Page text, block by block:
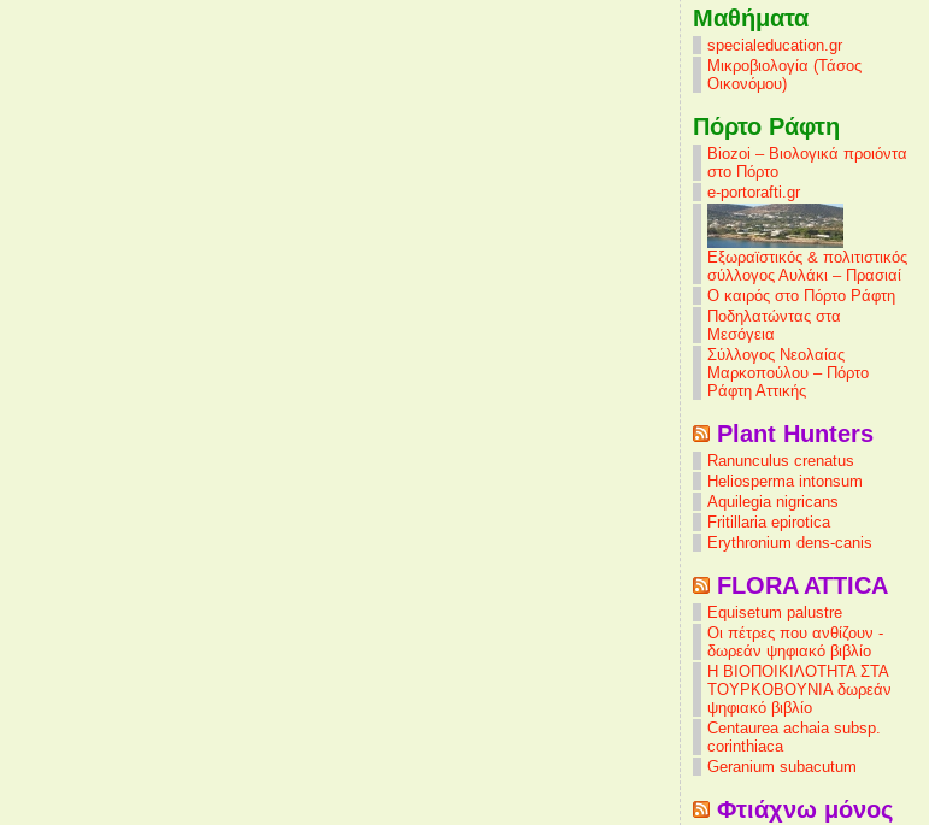
Mαθήματα
specialeducation.gr
Μικροβιολογία (Τάσος
Οικονόμου)
Πόρτο Ράφτη
Biozoi – Βιολογικά προιόντα
στο Πόρτο
e-portorafti.gr
Εξωραϊστικός & πολιτιστικός
σύλλογος Αυλάκι – Πρασιαί
Ο καιρός στο Πόρτο Ράφτη
Ποδηλατώντας στα
Μεσόγεια
Σύλλογος Νεολαίας
Μαρκοπούλου – Πόρτο
Ράφτη Αττικής
Plant Hunters
Ranunculus crenatus
Heliosperma intonsum
Aquilegia nigricans
Fritillaria epirotica
Erythronium dens-canis
FLORA ATTICA
Equisetum palustre
Οι πέτρες που ανθίζουν -
δωρεάν ψηφιακό βιβλίο
Η ΒΙΟΠΟΙΚΙΛΟΤΗΤΑ ΣΤΑ
ΤΟΥΡΚΟΒΟΥΝΙΑ δωρεάν
ψηφιακό βιβλίο
Centaurea achaia subsp.
corinthiaca
Geranium subacutum
Φτιάχνω μόνος